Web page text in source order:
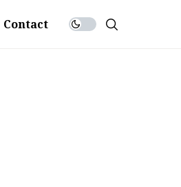
Contact